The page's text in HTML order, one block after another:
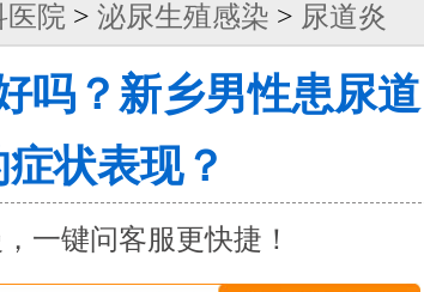
医院 > 泌尿生殖感染 > 尿道炎
吗？新乡男性患尿道
状表现？
一键问客服更快捷！